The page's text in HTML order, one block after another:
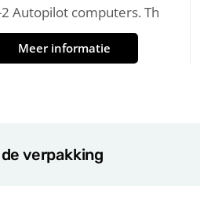
2 Autopilot computers. Th
Meer informatie
verpakking